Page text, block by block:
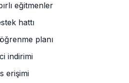
eğitmenler
hattı
planı
indirimi
erişimi